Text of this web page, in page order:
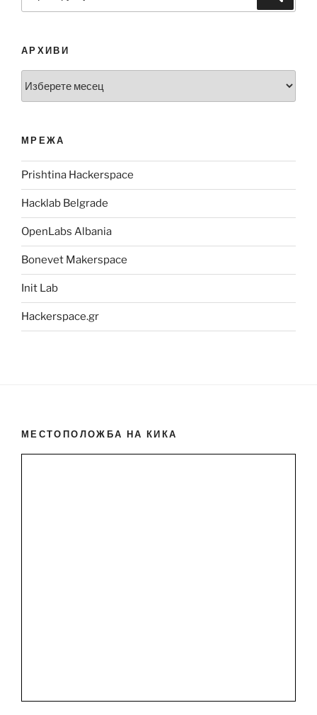
АРХИВИ
МРЕЖА
Prishtina Hackerspace
Hacklab Belgrade
OpenLabs Albania
Bonevet Makerspace
Init Lab
Hackerspace.gr
МЕСТОПОЛОЖБА НА КИКА